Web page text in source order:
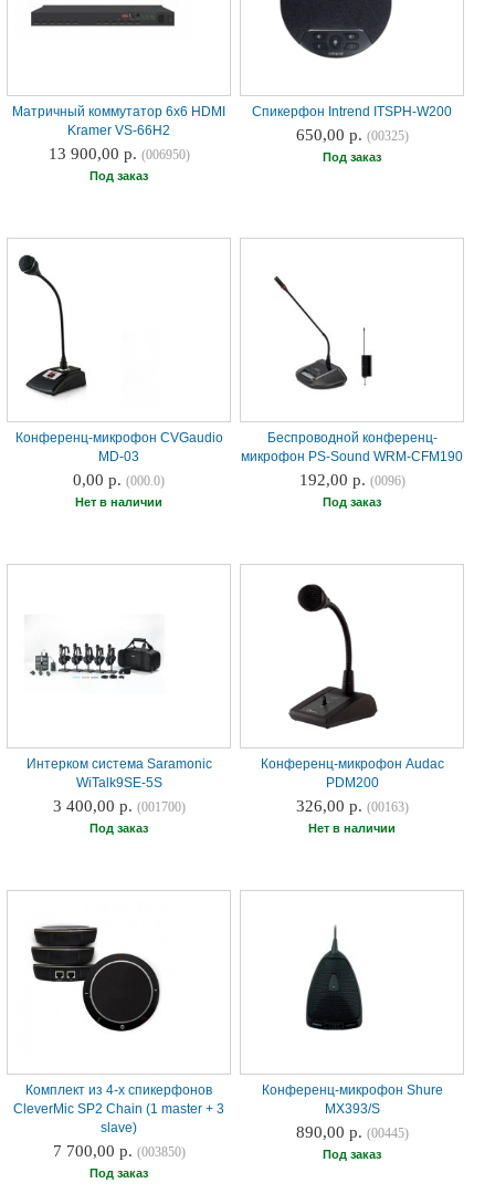
Матричный коммутатор 6х6 HDMI
Kramer VS-66H2
13 900,00 р. (006950)
Под заказ
Спикерфон Intrend ITSPH-W200
650,00 р. (00325)
Под заказ
Конференц-микрофон CVGaudio
MD-03
0,00 р.(000.0)
Нет в наличии
Беспроводной конференц-
микрофон PS-Sound WRM-CFM190
192,00 р. (0096)
Под заказ
Интерком система Saramonic
WiTalk9SE-5S
3 400,00 р. (001700)
Под заказ
Конференц-микрофон Audac
PDM200
326,00 р. (00163)
Нет в наличии
Комплект из 4-х спикерфонов
CleverMic SP2 Chain (1 master + 3
slave)
7 700,00 р. (003850)
Под заказ
Конференц-микрофон Shure
MX393/S
890,00 р. (00445)
Под заказ